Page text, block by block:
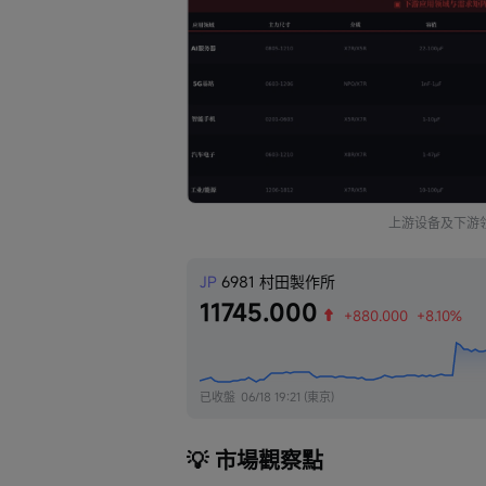
上游设备及下游
JP 6981 村田製作所
11745.000 +880.000 +8.10%
已收盤 06/18 19:21 (東京)
💡 市場觀察點